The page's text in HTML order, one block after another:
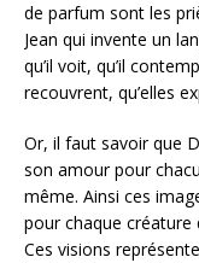
de parfum sont les
Jean qui invente un
qu’il voit, qu’il
recouvrent, qu’elles
Or, il faut savoir que
son amour pour
même. Ainsi ces
pour chaque créature
Ces visions